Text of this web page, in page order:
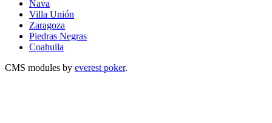
Nava
Villa Unión
Zaragoza
Piedras Negras
Coahuila
CMS modules by everest poker.